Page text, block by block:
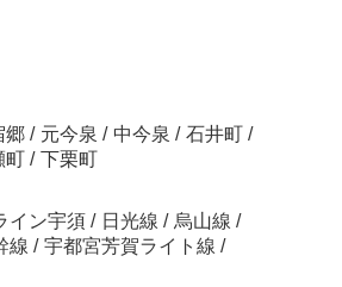
郷 / 元今泉 / 中今泉 / 石井町 /
町 / 下栗町
イン宇須 / 日光線 / 烏山線 /
線 / 宇都宮芳賀ライト線 /